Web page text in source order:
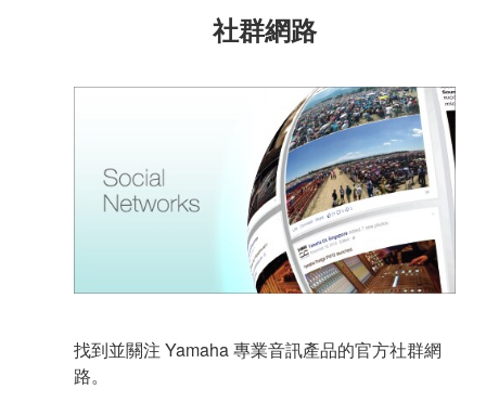
社群網路
找到並關注 Yamaha 專業音訊產品的官方社群網
路。